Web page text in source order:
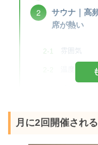
サウナ｜高
席が熱い
雰囲気
温度・湿度
設定
月に2回開催され